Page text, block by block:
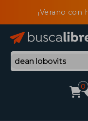
¡Verano con
0